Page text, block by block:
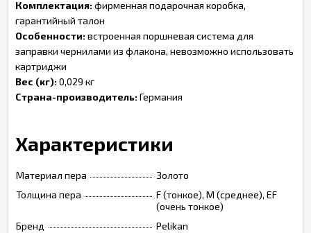
Комплектация:фирменная подарочная коробка,
гарантийный талон
Особенности:встроенная поршневая система для
заправки чернилами из флакона, невозможно использовать
картриджи
Вес (кг):0,029 кг
Страна-производитель:Германия
Характеристики
Материал пера
Золото
Толщина пера
F (тонкое), M (среднее), EF
(очень тонкое)
Бренд
Pelikan